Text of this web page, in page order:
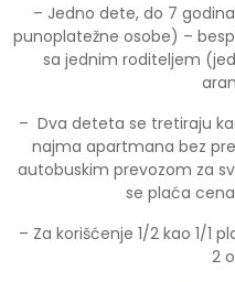
– Jedno dete, do 7
punoplatežne osobe) –
sa jednim roditeljem
– Dva deteta se tretiraju
najma apartmana bez
autobuskim prevozom za
se plaća
– Za korišćenje 1/2 kao 1/1
2